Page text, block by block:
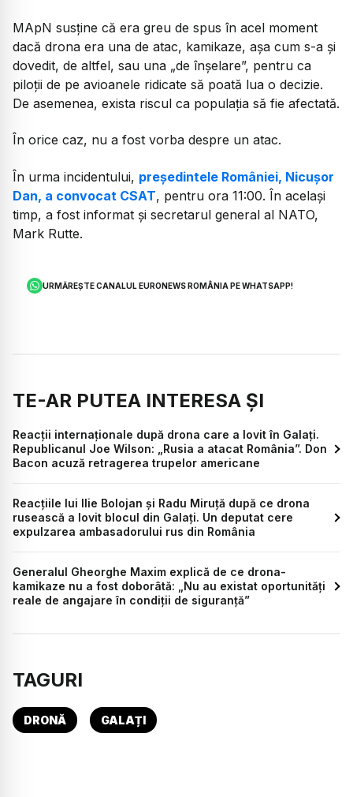
MApN susține că era greu de spus în acel moment
dacă drona era una de atac, kamikaze, așa cum s-a și
dovedit, de altfel, sau una „de înșelare”, pentru ca
piloții de pe avioanele ridicate să poată lua o decizie.
De asemenea, exista riscul ca populația să fie afectată.
În orice caz, nu a fost vorba despre un atac.
În urma incidentului, președintele României, Nicușor
Dan, a convocat CSAT, pentru ora 11:00. În același
timp, a fost informat și secretarul general al NATO,
Mark Rutte.
URMĂREȘTE CANALUL EURONEWS ROMÂNIA PE WHATSAPP!
TE-AR PUTEA INTERESA ȘI
Reacții internaționale după drona care a lovit în Galați.
Republicanul Joe Wilson: „Rusia a atacat România”. Don
Bacon acuză retragerea trupelor americane
Reacțiile lui Ilie Bolojan și Radu Miruță după ce drona
rusească a lovit blocul din Galați. Un deputat cere
expulzarea ambasadorului rus din România
Generalul Gheorghe Maxim explică de ce drona-
kamikaze nu a fost doborâtă: „Nu au existat oportunități
reale de angajare în condiții de siguranță”
TAGURI
DRONĂ GALAȚI